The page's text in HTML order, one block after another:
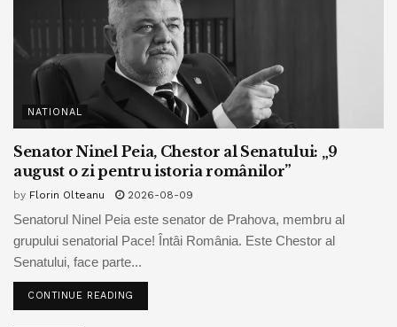
NATIONAL
Senator Ninel Peia, Chestor al Senatului: „9
august o zi pentru istoria românilor”
by Florin Olteanu 2026-08-09
Senatorul Ninel Peia este senator de Prahova, membru al
grupului senatorial Pace! Întâi România. Este Chestor al
Senatului, face parte...
CONTINUE READING